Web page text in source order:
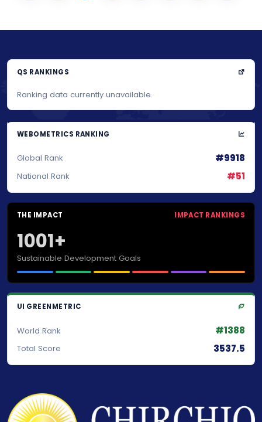
QS RANKINGS
Ranking data currently unavailable.
WEBOMETRICS RANKING
Global Rank #9918
National Rank #51
THE IMPACT IMPACT RANKINGS
1001+
Sustainable Development Goals
UI GREENMETRIC
World Rank #1388
Total Score 3537.5